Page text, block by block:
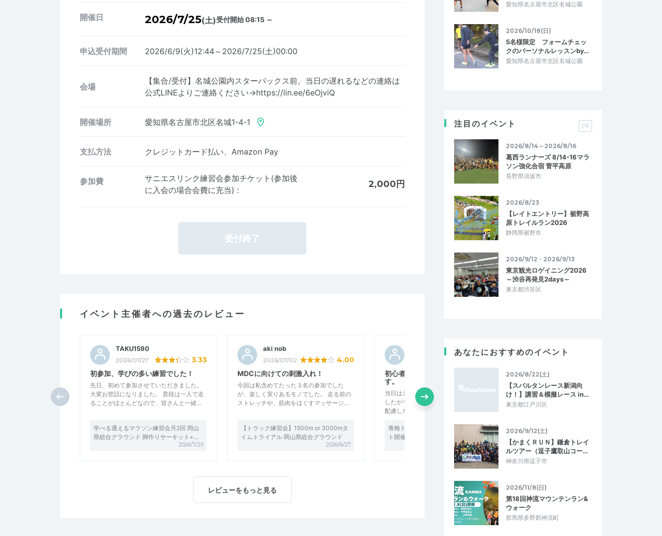
開催日 2026/7/25(土)受付開始 08:15 ～
申込受付期間 2026/6/9(火)12:44～2026/7/25(土)00:00
会場
【集合/受付】名城公園内スターバックス前。当日の遅れるなどの連絡は
公式LINEよりご連絡ください→https://lin.ee/6eOjviQ
開催場所 愛知県名古屋市北区名城1-4-1
支払方法 クレジットカード払い、Amazon Pay
参加費
サニエスリンク練習会参加チケット(参加後
に入会の場合会費に充当) :
2,000円
受付終了
イベント主催者への過去のレビュー
TAKU1590
2026/07/27 3.33
初参加、学びの多い練習でした！
先日、初めて参加させていただきました。
大変お世話になりました。 普段は一人で走
ることがほとんどなので、皆さんと一緒…
学べる通えるマラソン練習会月2回 岡山
県総合グラウンド 脚作りサーキット+…
2026/7/25
aki nob
2026/07/02 4.00
MDCに向けての刺激入れ！
今回は私含めてたった３名の参加でした
が、楽しく実りあるモノでした。 走る前の
ストレッチや、筋肉をほぐすマッサージ…
【トラック練習会】1500m or 3000mタ
イムトライアル 岡山県総合グラウンド
2026/6/27
初心者にも丁寧に対応してくれま
す。
当日は天候がよくなく、参加者が少人数で
したがその分トレラン初心者の私にも十分
配慮したペースでの練習を行なっていた…
青梅トレイル初・中級者向け定例イベン
ト開催中！
2026/6/28
satoyama11
前傾姿勢 プラス インターバル
今まで自己流で練習していましたが、沢山
の学びがありました、ランニング中もコー
チが気さくに話しかけてくれてランニン…
学べる通えるマラソン練習会月4回 千葉
市稲毛海浜公園 前傾＋インターバル走
レビューをもっと見る
愛知県名古屋市北区名城公園
2026/10/18(日)
5名様限定 フォームチェッ
クのパーソナルレッスンby…
愛知県名古屋市北区名城公園
注目のイベント PR
2026/8/14～2026/8/16
葛西ランナーズ 8/14-16マラ
ソン強化合宿 菅平高原
長野県須坂市
2026/8/23
【レイトエントリー】裾野高
原トレイルラン2026
静岡県裾野市
2026/9/12・2026/9/13
東京観光ロゲイニング2026
～渋谷再発見2days～
東京都渋谷区
あなたにおすすめのイベント
2026/8/22(土)
【スパルタンレース新潟向
け！】講習＆模擬レース in…
東京都江戸川区
2026/9/12(土)
【かまくＲＵＮ】鎌倉トレイ
ルツアー（逗子鷹取山コー…
神奈川県逗子市
2026/11/8(日)
第18回神流マウンテンラン&
ウォーク
群馬県多野郡神流町